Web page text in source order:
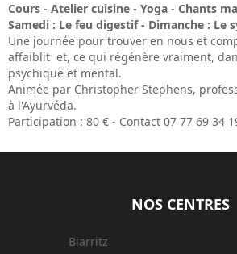
Cours - Atelier cuisine - Yoga - Chants
Samedi : Le feu digestif - Dimanche : Le
Une journée pour trouver en nous et
affaiblit et, ce qui régénère vraiment,
psychique et mental.
Animée par Christopher Stephens,
à l'Ayurvéda.
Participation : 80 € - Contact 07 77 69 34
NOS CENTRES
Biarritz